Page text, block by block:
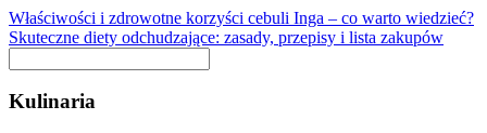
Właściwości i zdrowotne korzyści cebuli Inga – co warto wiedzieć?
Skuteczne diety odchudzające: zasady, przepisy i lista zakupów
Kulinaria